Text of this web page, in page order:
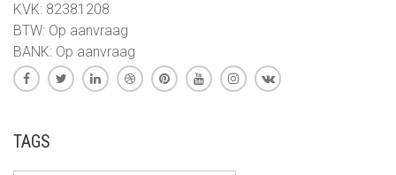
KVK: 82381208
BTW: Op aanvraag
BANK: Op aanvraag
TAGS